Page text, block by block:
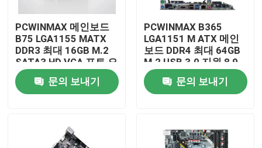
PCWINMAX 메인보드
B75 LGA1155 MATX
DDR3 최대 16GB M.2
SATA3 HD VGA 포트 오
피스 PC 및 비즈니스 시
스템용 데스크톱 보드
문의 보내기
PCWINMAX B365
LGA1151 M ATX 메인
보드 DDR4 최대 64GB
M.2 USB 3.0 지원 8 9
세대 프로세서 OEM 도
매
문의 보내기